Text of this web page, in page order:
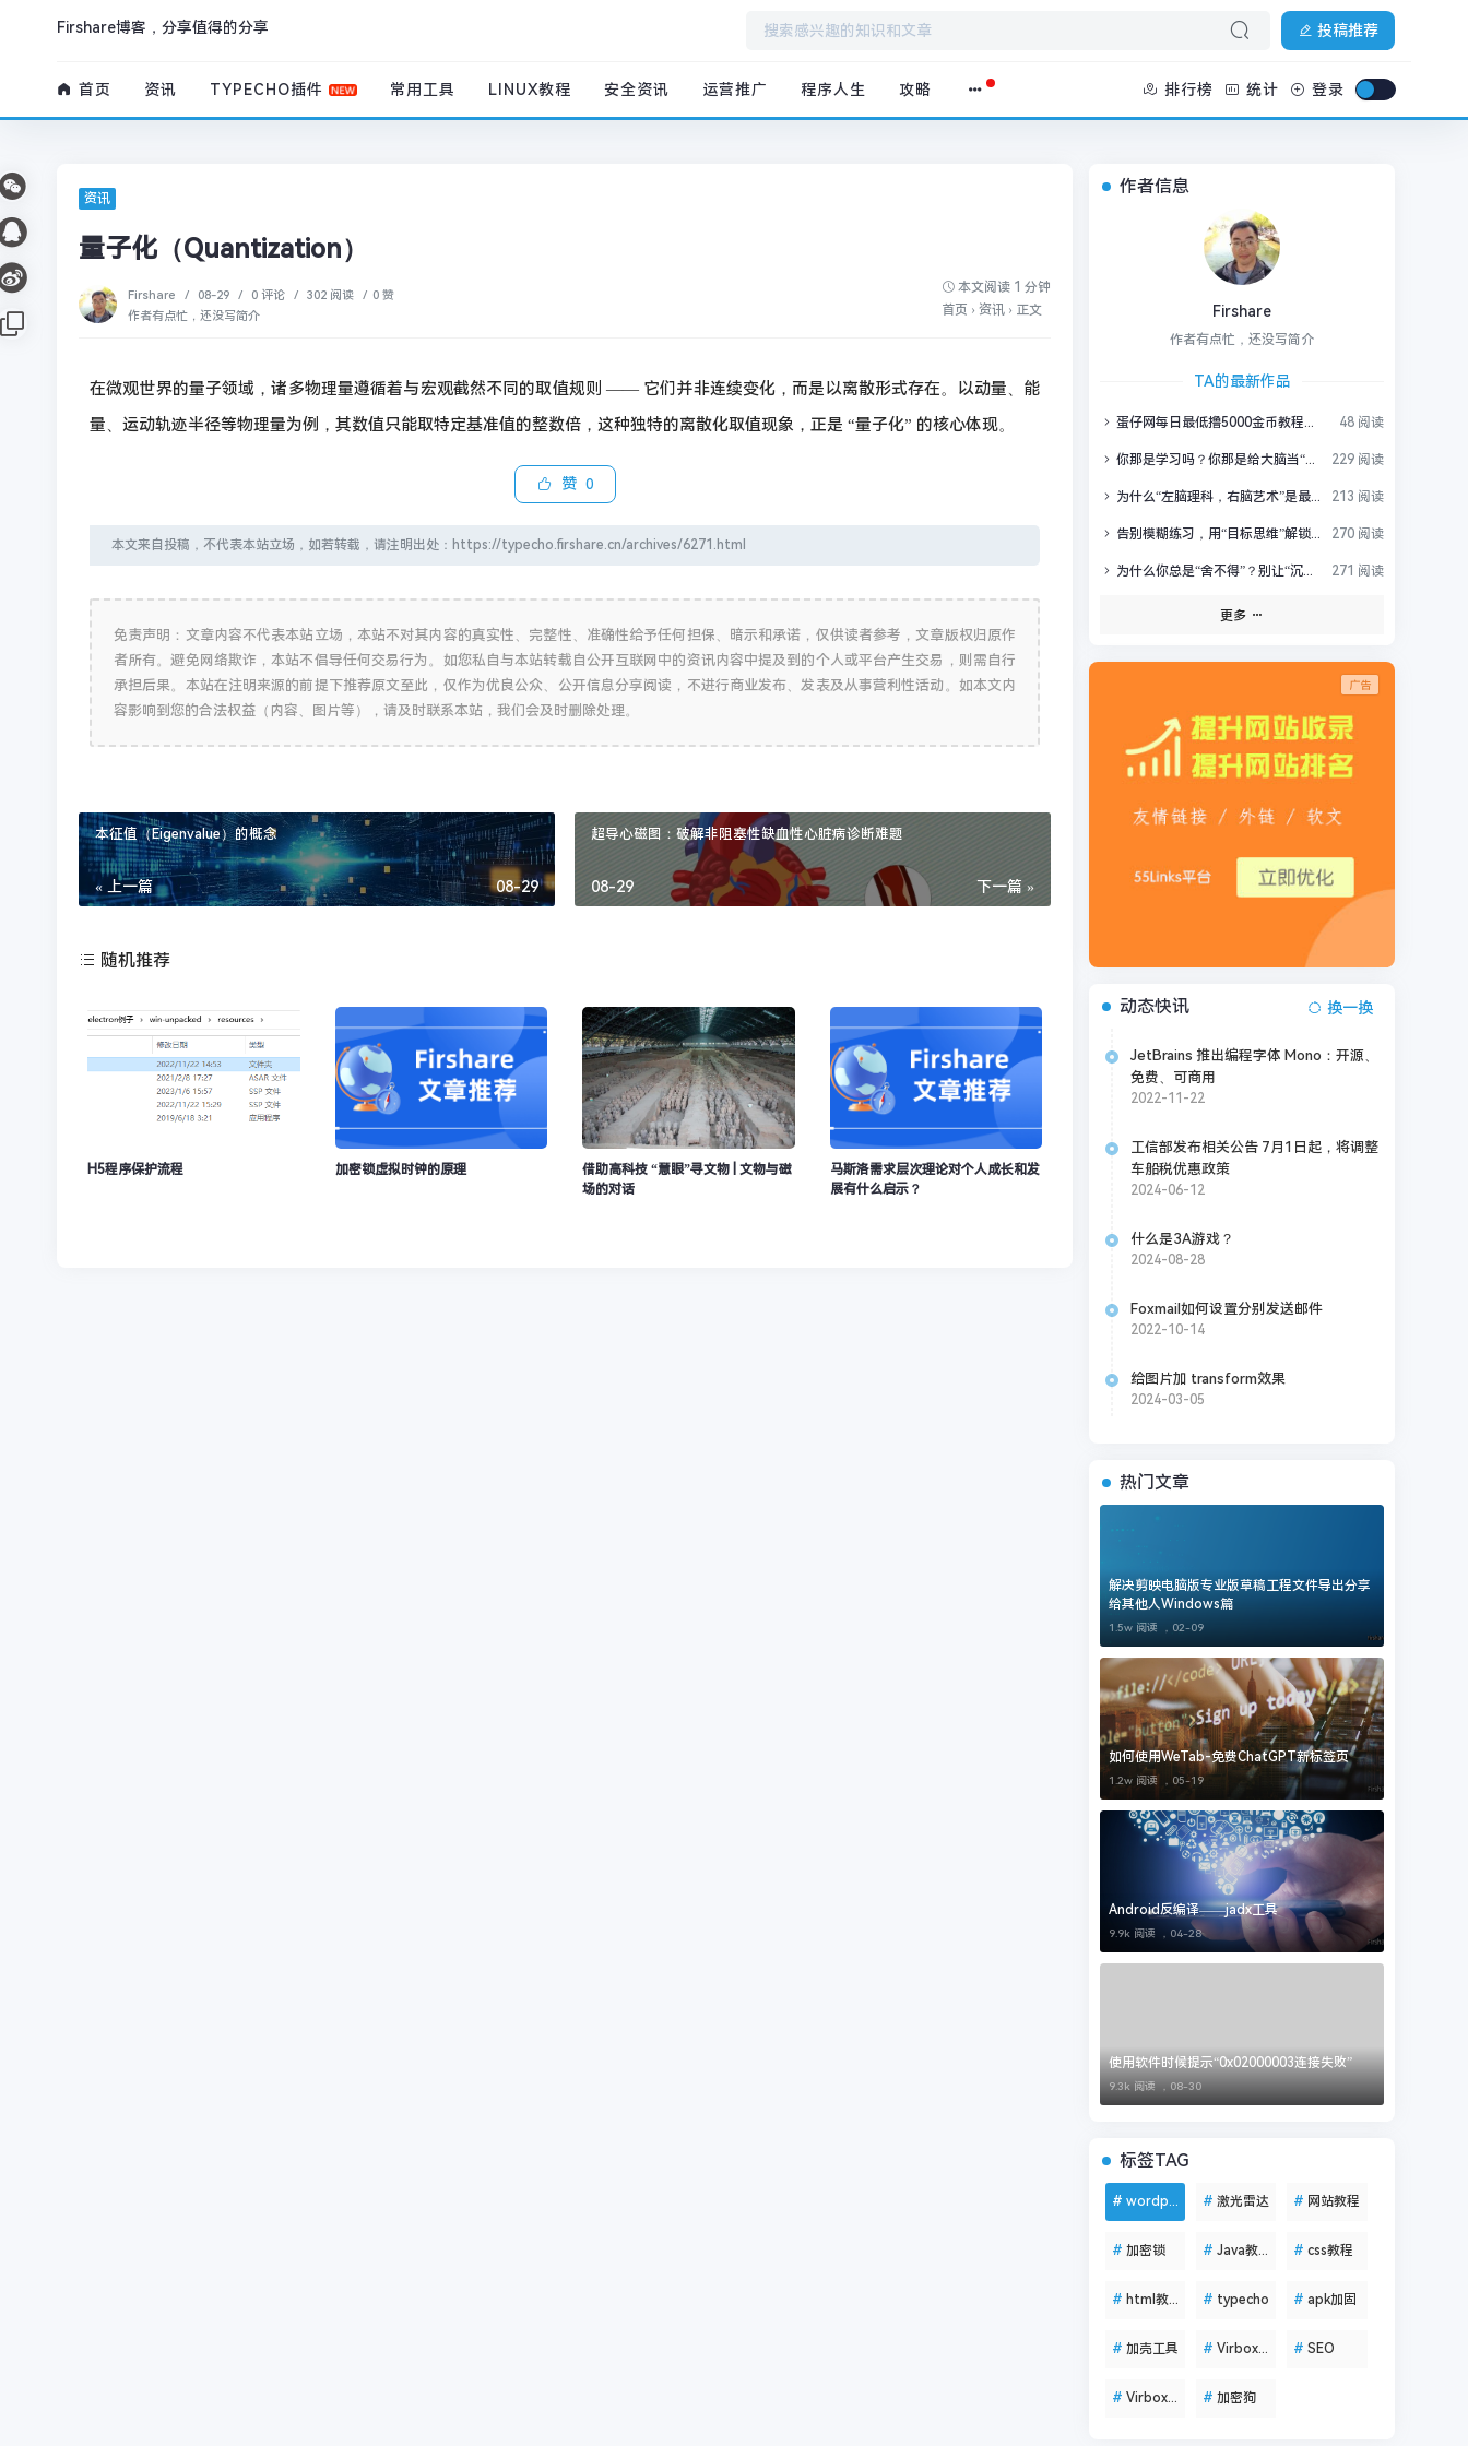
Firshare博客，分享值得的分享 投稿推荐
首页 资讯 TYPECHO插件 常用工具 LINUX教程 安全资讯 运营推广 程序人生 攻略 排行榜 统计 登录
资讯
量子化（Quantization）
Firshare / 08-29 / 0 评论 / 302 阅读 / 0 赞
作者有点忙，还没写简介
本文阅读 1 分钟
首页 › 资讯 › 正文
在微观世界的量子领域，诸多物理量遵循着与宏观截然不同的取值规则 —— 它们并非连续变化，而是以离散形式存在。以动量、能
量、运动轨迹半径等物理量为例，其数值只能取特定基准值的整数倍，这种独特的离散化取值现象，正是 “量子化” 的核心体现。
赞 0
本文来自投稿，不代表本站立场，如若转载，请注明出处：https://typecho.firshare.cn/archives/6271.html
免责声明：文章内容不代表本站立场，本站不对其内容的真实性、完整性、准确性给予任何担保、暗示和承诺，仅供读者参考，文章版权归原作
者所有。避免网络欺诈，本站不倡导任何交易行为。如您私自与本站转载自公开互联网中的资讯内容中提及到的个人或平台产生交易，则需自行
承担后果。本站在注明来源的前提下推荐原文至此，仅作为优良公众、公开信息分享阅读，不进行商业发布、发表及从事营利性活动。如本文内
容影响到您的合法权益（内容、图片等），请及时联系本站，我们会及时删除处理。
本征值（Eigenvalue）的概念
« 上一篇 08-29
超导心磁图：破解非阻塞性缺血性心脏病诊断难题
下一篇 »
08-29
随机推荐
H5程序保护流程 加密锁虚拟时钟的原理
借助高科技 “慧眼”寻文物 | 文物与磁
场的对话
马斯洛需求层次理论对个人成长和发
展有什么启示？
作者信息
Firshare
作者有点忙，还没写简介
TA的最新作品
蛋仔网每日最低撸5000金币教程，白嫖金币快速赚大钱 48 阅读
你那是学习吗？你那是给大脑当“临时仓库”！掌握这个神技，一年学完33门课不是梦！ 229 阅读
为什么“左脑理科，右脑艺术”是最大的科学谣言？ 213 阅读
告别模糊练习，用“目标思维”解锁你的高效成长 270 阅读
为什么你总是“舍不得”？别让“沉没成本”掏空你的未来 271 阅读
更多
动态快讯 换一换
JetBrains 推出编程字体 Mono：开源、
免费、可商用
2022-11-22
工信部发布相关公告 7月1日起，将调整
车船税优惠政策
2024-06-12
什么是3A游戏？
2024-08-28
Foxmail如何设置分别发送邮件
2022-10-14
给图片加 transform效果
2024-03-05
热门文章
解决剪映电脑版专业版草稿工程文件导出分享
给其他人Windows篇
1.5w 阅读 ， 02-09
如何使用WeTab-免费ChatGPT新标签页
1.2w 阅读 ， 05-19
Android反编译——jadx工具
9.9k 阅读 ， 04-28
使用软件时候提示“0x02000003连接失败”
9.3k 阅读 ， 08-30
标签TAG
# wordpress # 激光雷达 # 网站教程
# 加密锁 # Java教程 # css教程
# html教程 # typecho # apk加固
# 加壳工具 # VirboxLM # SEO
# VirboxProtector # 加密狗